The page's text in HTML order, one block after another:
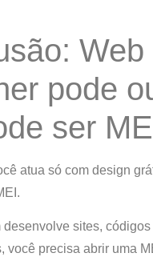
Web
pode
ser
atua só com design
.
desenvolve sites, códigos
você precisa abrir uma